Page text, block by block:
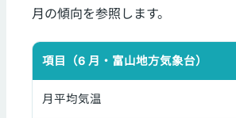
月の傾向を参照します。
項目（6 月・富山地方気象台）
月平均気温